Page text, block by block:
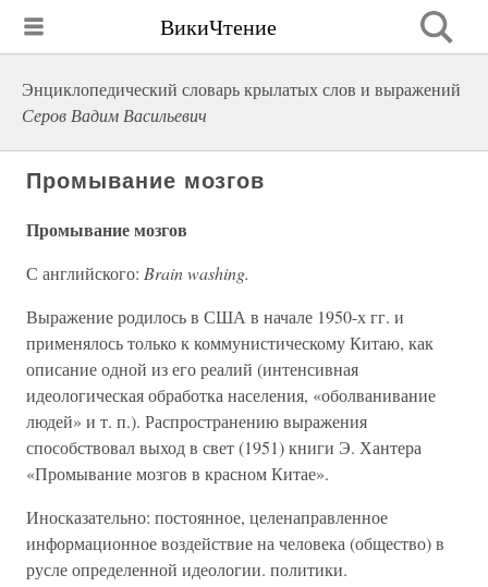
ВикиЧтение
Энциклопедический словарь крылатых слов и выражений
Серов Вадим Васильевич
Промывание мозгов
Промывание мозгов
С английского: Brain washing.
Выражение родилось в США в начале 1950-х гг. и
применялось только к коммунистическому Китаю, как
описание одной из его реалий (интенсивная
идеологическая обработка населения, «оболванивание
людей» и т. п.). Распространению выражения
способствовал выход в свет (1951) книги Э. Хантера
«Промывание мозгов в красном Китае».
Иносказательно: постоянное, целенаправленное
информационное воздействие на человека (общество) в
русле определенной идеологии. политики.